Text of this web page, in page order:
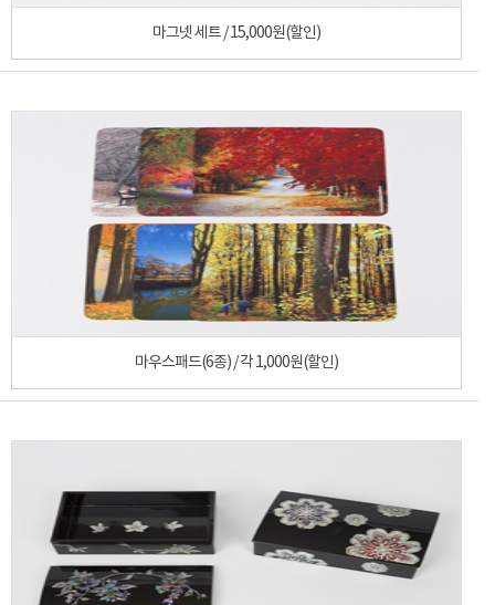
마그넷 세트 / 15,000원(할인)
마우스패드(6종) / 각 1,000원(할인)